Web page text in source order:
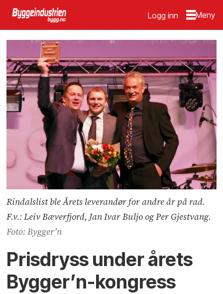
Logg inn
Rindalslist ble Årets leverandør for andre år på rad.
F.v.: Leiv Bæverfjord, Jan Ivar Buljo og Per Gjestvang.
Foto: Bygger’n
Prisdryss under årets
Bygger’n-kongress